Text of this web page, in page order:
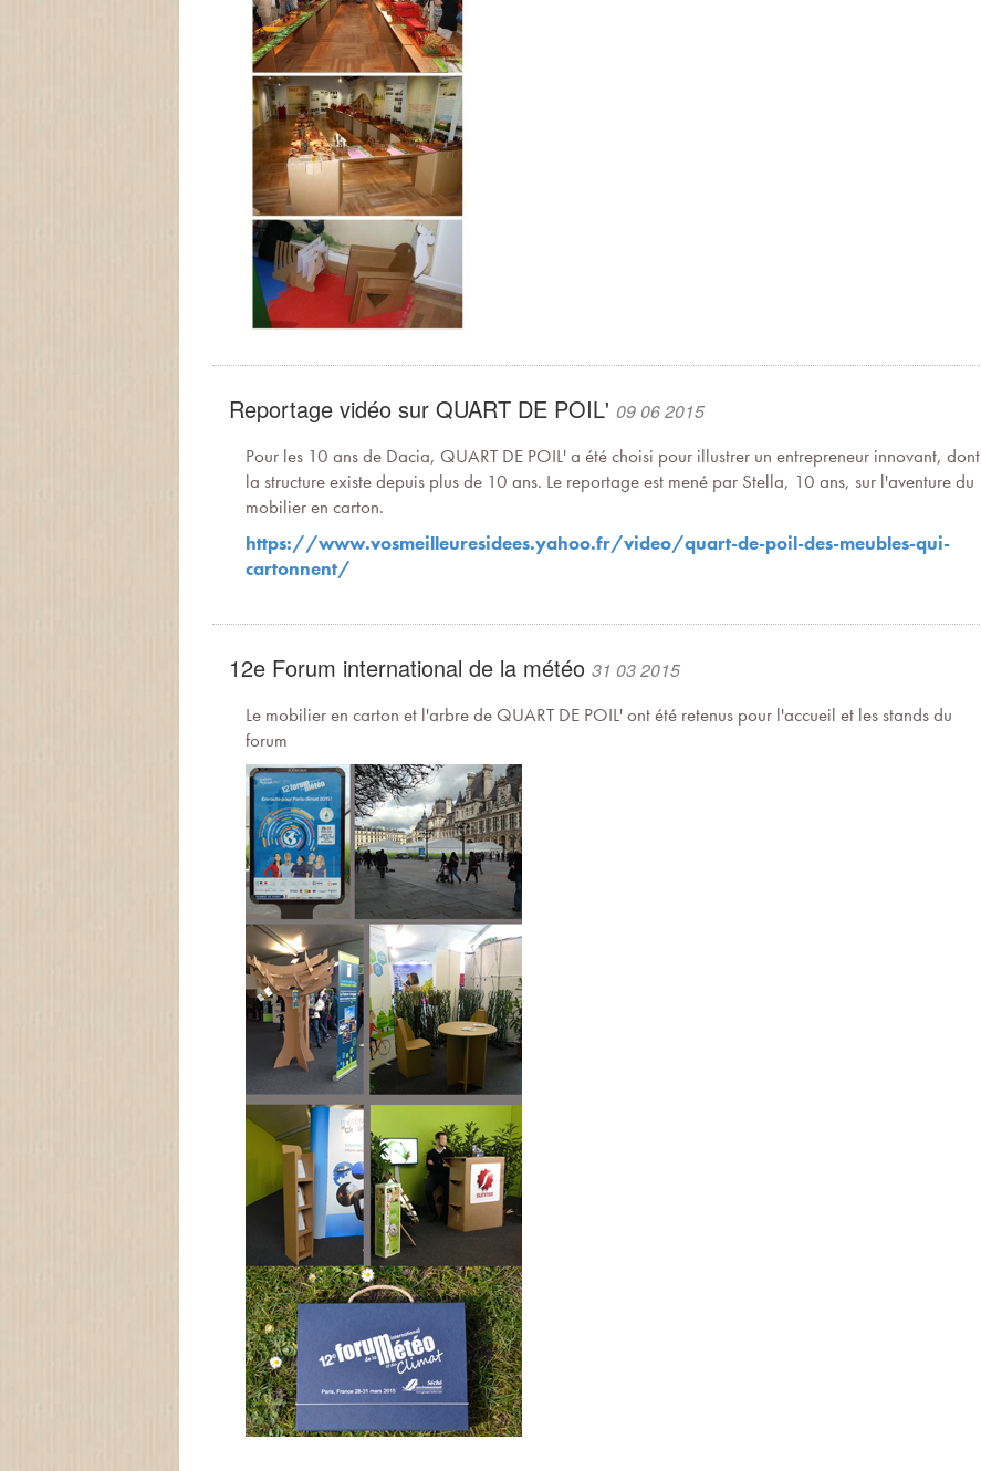
Reportage vidéo sur QUART DE POIL' 09 06 2015
Pour les 10 ans de Dacia, QUART DE POIL' a été choisi pour illustrer un entrepreneur innovant, dont
la structure existe depuis plus de 10 ans. Le reportage est mené par Stella, 10 ans, sur l'aventure du
mobilier en carton.
https://www.vosmeilleuresidees.yahoo.fr/video/quart-de-poil-des-meubles-qui-
cartonnent/
12e Forum international de la météo 31 03 2015
Le mobilier en carton et l'arbre de QUART DE POIL' ont été retenus pour l'accueil et les stands du
forum